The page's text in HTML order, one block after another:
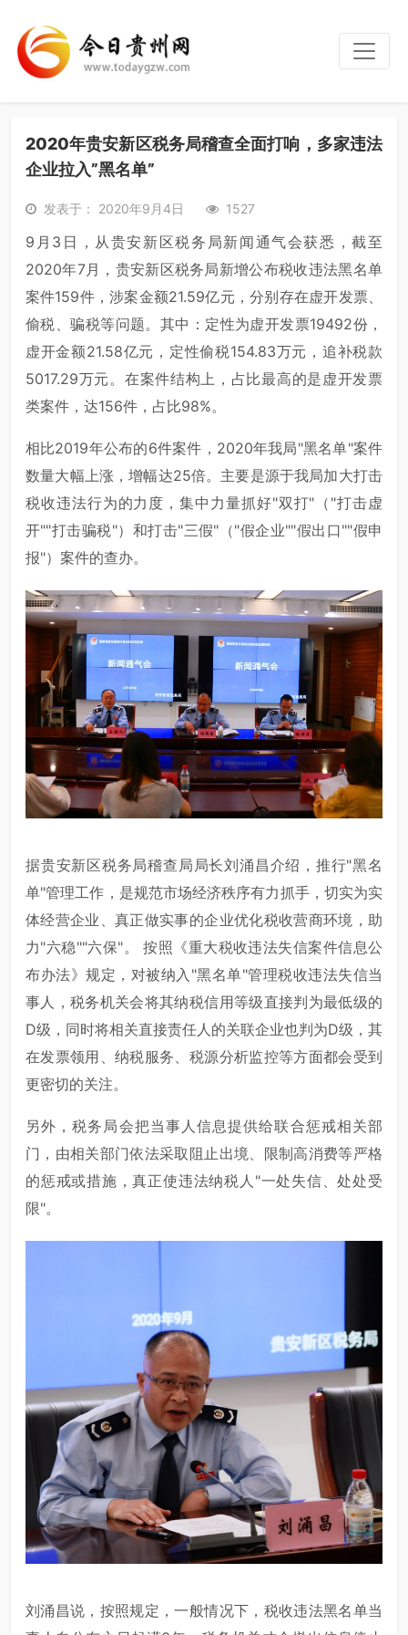
2020年贵安新区税务局稽查全面打响，多家违法
企业拉入”黑名单”
发表于： 2020年9月4日 1527
9月3日，从贵安新区税务局新闻通气会获悉，截至
2020年7月，贵安新区税务局新增公布税收违法黑名单
案件159件，涉案金额21.59亿元，分别存在虚开发票、
偷税、骗税等问题。其中：定性为虚开发票19492份，
虚开金额21.58亿元，定性偷税154.83万元，追补税款
5017.29万元。在案件结构上，占比最高的是虚开发票
类案件，达156件，占比98%。
相比2019年公布的6件案件，2020年我局"黑名单"案件
数量大幅上涨，增幅达25倍。主要是源于我局加大打击
税收违法行为的力度，集中力量抓好"双打"（"打击虚
开""打击骗税"）和打击"三假"（"假企业""假出口""假申
报"）案件的查办。
据贵安新区税务局稽查局局长刘涌昌介绍，推行"黑名
单"管理工作，是规范市场经济秩序有力抓手，切实为实
体经营企业、真正做实事的企业优化税收营商环境，助
力"六稳""六保"。 按照《重大税收违法失信案件信息公
布办法》规定，对被纳入"黑名单"管理税收违法失信当
事人，税务机关会将其纳税信用等级直接判为最低级的
D级，同时将相关直接责任人的关联企业也判为D级，其
在发票领用、纳税服务、税源分析监控等方面都会受到
更密切的关注。
另外，税务局会把当事人信息提供给联合惩戒相关部
门，由相关部门依法采取阻止出境、限制高消费等严格
的惩戒或措施，真正使违法纳税人"一处失信、处处受
限"。
刘涌昌说，按照规定，一般情况下，税收违法黑名单当